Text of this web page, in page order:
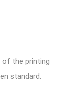
of the printing
standard.